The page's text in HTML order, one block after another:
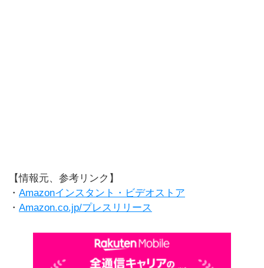
【情報元、参考リンク】
・ Amazonインスタント・ビデオストア
・ Amazon.co.jp/プレスリリース